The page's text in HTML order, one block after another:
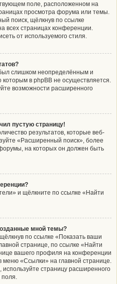
поле, расположенном на
просмотра форума или темы.
поиск, щёлкнув по ссылке
всех страницах конференции.
от используемого стиля.
слишком неопределённым и
которым в phpBB не осуществляется.
возможности расширенного
пустую страницу!
результатов, которые веб-
«Расширенный поиск», более
на которых он должен быть
и щёлкните по ссылке «Найти
мной темы?
по ссылке «Показать ваши
странице, по ссылке «Найти
вашего профиля на конференции
«Ссылки» на главной странице.
страницу расширенного
поля.